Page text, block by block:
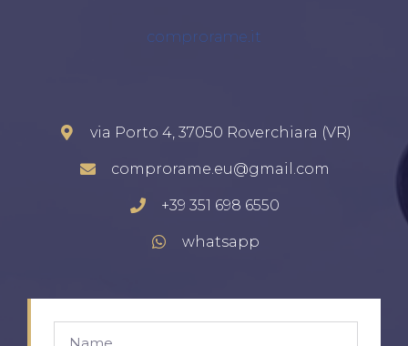
comprorame.it
via Porto 4, 37050 Roverchiara (VR)
comprorame.eu@gmail.com
+39 351 698 6550
whatsapp